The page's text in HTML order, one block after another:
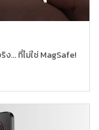
... ที่ไม่ใช่ MagSafe!